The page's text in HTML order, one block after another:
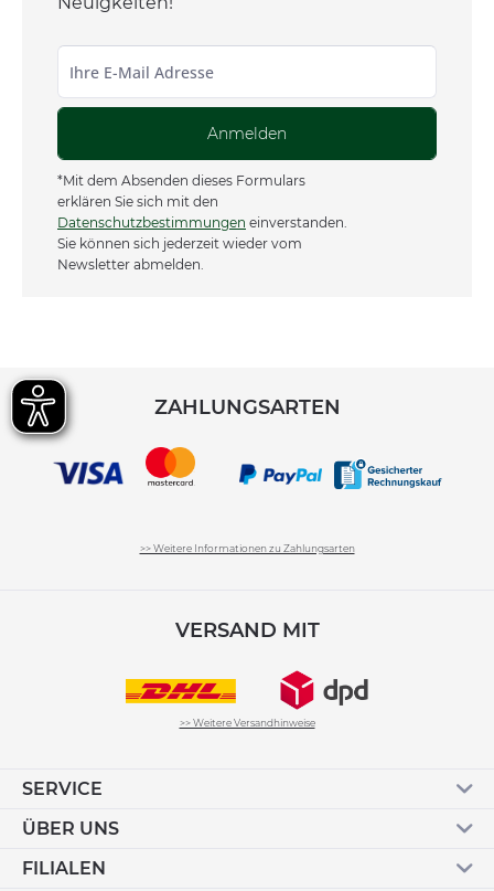
Anmelden
*Mit dem Absenden dieses Formulars
erklären Sie sich mit den
Datenschutzbestimmungen einverstanden.
Sie können sich jederzeit wieder vom
Newsletter abmelden.
ZAHLUNGSARTEN
>> Weitere Informationen zu Zahlungsarten
VERSAND MIT
>> Weitere Versandhinweise
SERVICE
ÜBER UNS
FILIALEN